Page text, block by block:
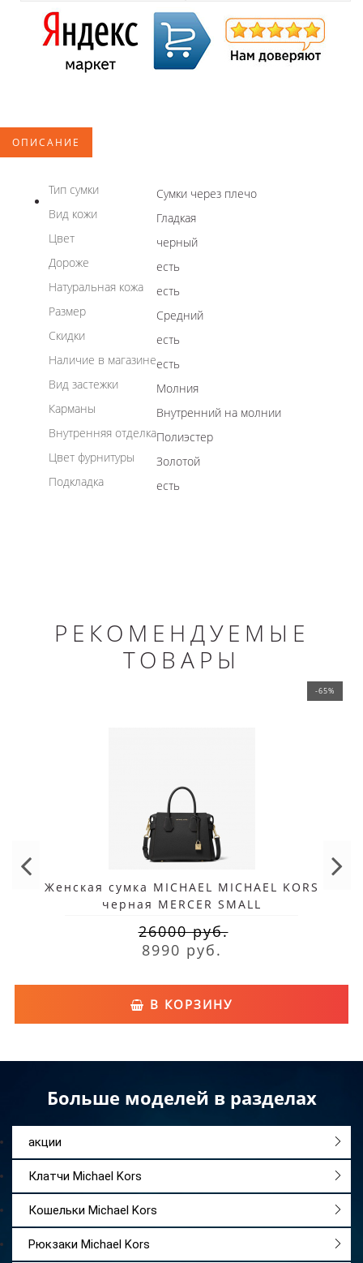
ОПИСАНИЕ
Тип сумки
Сумки через плечо
Вид кожи
Гладкая
Цвет
черный
Дороже
есть
Натуральная кожа
есть
Размер
Средний
Скидки
есть
Наличие в магазинеесть
Вид застежки
Молния
Карманы
Внутренний на молнии
Внутренняя отделкаПолиэстер
Цвет фурнитуры
Золотой
Подкладка
есть
РЕКОМЕНДУЕМЫЕ
ТОВАРЫ
-65%
Женская сумка MICHAEL MICHAEL KORS
черная MERCER SMALL
26000 руб.
8990 руб.
В КОРЗИНУ
Больше моделей в разделах
акции
Клатчи Michael Kors
Кошельки Michael Kors
Рюкзаки Michael Kors